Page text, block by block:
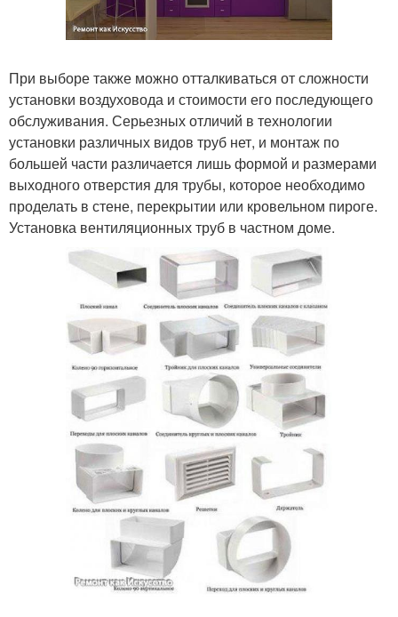
При выборе также можно отталкиваться от сложности
установки воздуховода и стоимости его последующего
обслуживания. Серьезных отличий в технологии
установки различных видов труб нет, и монтаж по
большей части различается лишь формой и размерами
выходного отверстия для трубы, которое необходимо
проделать в стене, перекрытии или кровельном пироге.
Установка вентиляционных труб в частном доме.